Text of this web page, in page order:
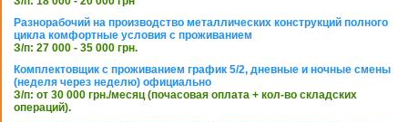
Разнорабочий на производство металлических конструкций полного
цикла комфортные условия с проживанием
З/п: 27 000 - 35 000 грн.
Комплектовщик с проживанием график 5/2, дневные и ночные смены
(неделя через неделю) официально
З/п: от 30 000 грн./месяц (почасовая оплата + кол-во складских
операций).